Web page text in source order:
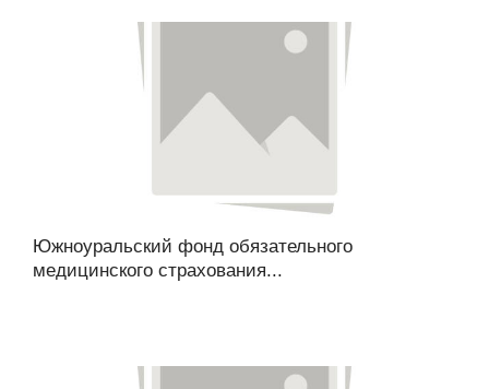
Южноуральский фонд обязательного
медицинского страхования...